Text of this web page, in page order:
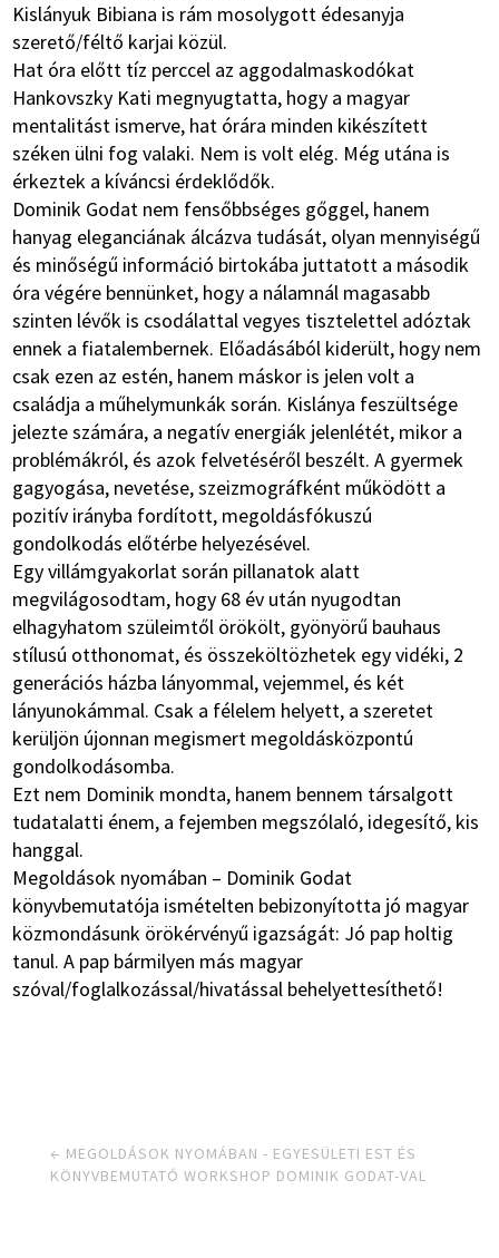
Kislányuk Bibiana is rám mosolygott édesanyja
szerető/féltő karjai közül.
Hat óra előtt tíz perccel az aggodalmaskodókat
Hankovszky Kati megnyugtatta, hogy a magyar
mentalitást ismerve, hat órára minden kikészített
széken ülni fog valaki. Nem is volt elég. Még utána is
érkeztek a kíváncsi érdeklődők.
Dominik Godat nem fensőbbséges gőggel, hanem
hanyag eleganciának álcázva tudását, olyan mennyiségű
és minőségű információ birtokába juttatott a második
óra végére bennünket, hogy a nálamnál magasabb
szinten lévők is csodálattal vegyes tisztelettel adóztak
ennek a fiatalembernek. Előadásából kiderült, hogy nem
csak ezen az estén, hanem máskor is jelen volt a
családja a műhelymunkák során. Kislánya feszültsége
jelezte számára, a negatív energiák jelenlétét, mikor a
problémákról, és azok felvetéséről beszélt. A gyermek
gagyogása, nevetése, szeizmográfként működött a
pozitív irányba fordított, megoldásfókuszú
gondolkodás előtérbe helyezésével.
Egy villámgyakorlat során pillanatok alatt
megvilágosodtam, hogy 68 év után nyugodtan
elhagyhatom szüleimtől örökölt, gyönyörű bauhaus
stílusú otthonomat, és összeköltözhetek egy vidéki, 2
generációs házba lányommal, vejemmel, és két
lányunokámmal. Csak a félelem helyett, a szeretet
kerüljön újonnan megismert megoldásközpontú
gondolkodásomba.
Ezt nem Dominik mondta, hanem bennem társalgott
tudatalatti énem, a fejemben megszólaló, idegesítő, kis
hanggal.
Megoldások nyomában – Dominik Godat
könyvbemutatója ismételten bebizonyította jó magyar
közmondásunk örökérvényű igazságát: Jó pap holtig
tanul. A pap bármilyen más magyar
szóval/foglalkozással/hivatással behelyettesíthető!
← MEGOLDÁSOK NYOMÁBAN - EGYESÜLETI EST ÉS
KÖNYVBEMUTATÓ WORKSHOP DOMINIK GODAT-VAL